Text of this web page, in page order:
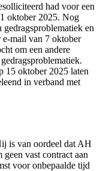
had voor een
oktober 2025. Nog
en
e-mail van 7 oktober
om een andere
15 oktober 2025 laten
in verband met
is van oordeel dat AH
vast contract aan
voor onbepaalde tijd